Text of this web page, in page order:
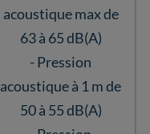
acoustique max de
63 à 65 dB(A)
- Pression
acoustique à 1 m de
50 à 55 dB(A)